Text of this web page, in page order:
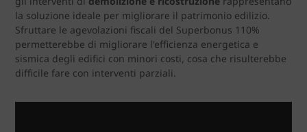
la soluzione ideale per migliorare il patrimonio edilizio.
Sfruttare le agevolazioni fiscali del Superbonus 110%
permetterebbe di migliorare l'efficienza energetica e
sismica degli edifici con minori costi, cosa che risulterebbe
difficile fare con interventi parziali.